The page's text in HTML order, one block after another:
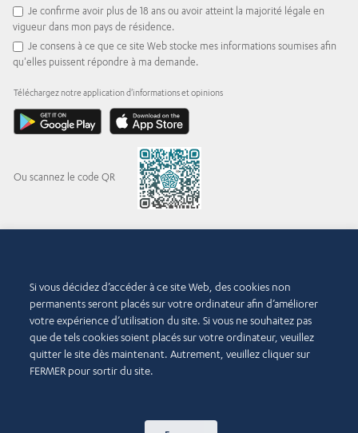
Je confirme avoir plus de 18 ans ou avoir atteint la majorité légale en
vigueur dans mon pays de résidence.
Je consens à ce que ce site Web stocke mes informations soumises afin
qu'elles puissent répondre à ma demande.
Téléchargez notre application d'informations et opinions
Ou scannez le code QR
Latif Jameel logotype and pentagon-shaped graphics are trademarks or registered
trademarks of Abdul Latif Jameel IPR Company Limited.
Conditions d’utilisation
Droits d’auteur et décharge de
responsabilité
Politique d’accessibilité
Si vous décidez d’accéder à ce site Web, des cookies non
permanents seront placés sur votre ordinateur afin d’améliorer
votre expérience d’utilisation du site. Si vous ne souhaitez pas
que de tels cookies soient placés sur votre ordinateur, veuillez
quitter le site dès maintenant. Autrement, veuillez cliquer sur
FERMER pour sortir du site.